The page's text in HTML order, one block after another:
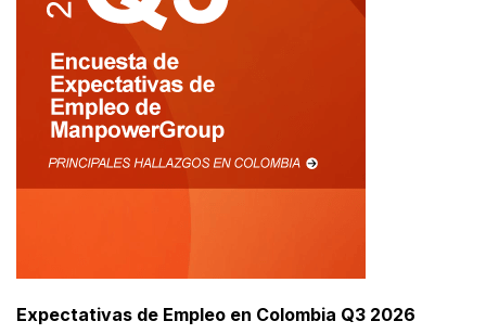
Expectativas de Empleo en Colombia Q3 2026